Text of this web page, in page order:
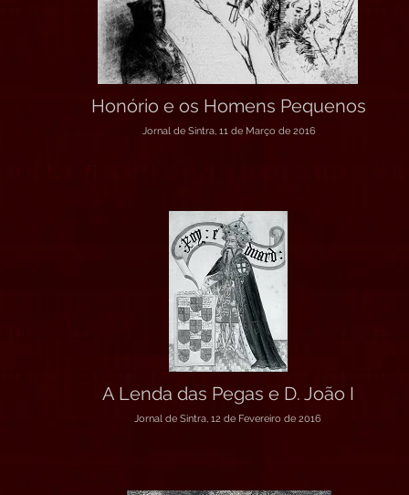
Honório e os Homens Pequenos
Jornal de Sintra, 11 de Março de 2016
A Lenda das Pegas e D. João I
Jornal de Sintra, 12 de Fevereiro de 2016